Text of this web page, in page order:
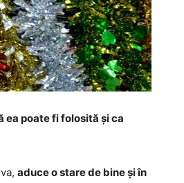
ea poate fi folosită și ca
aduce o stare de bine și în